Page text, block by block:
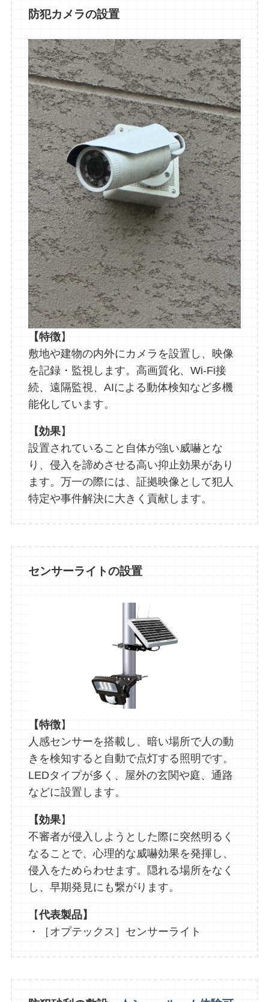
防犯カメラの設置
【特徴】
敷地や建物の内外にカメラを設置し、映像
を記録・監視します。高画質化、Wi-Fi接
続、遠隔監視、AIによる動体検知など多機
能化しています。
【効果】
設置されていること自体が強い威嚇とな
り、侵入を諦めさせる高い抑止効果があり
ます。万一の際には、証拠映像として犯人
特定や事件解決に大きく貢献します。
センサーライトの設置
【特徴】
人感センサーを搭載し、暗い場所で人の動
きを検知すると自動で点灯する照明です。
LEDタイプが多く、屋外の玄関や庭、通路
などに設置します。
【効果】
不審者が侵入しようとした際に突然明るく
なることで、心理的な威嚇効果を発揮し、
侵入をためらわせます。隠れる場所をなく
し、早期発見にも繋がります。
【代表製品】
・［オプテックス］センサーライト